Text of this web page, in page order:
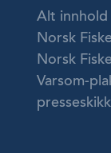
Alt
Norsk
Norsk
Varsom-